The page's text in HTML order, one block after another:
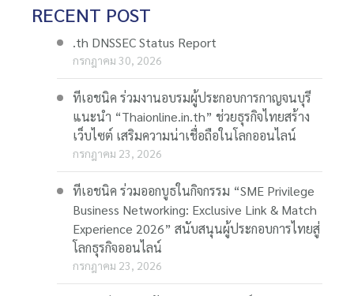
RECENT POST
.th DNSSEC Status Report
กรกฎาคม 30, 2026
ทีเอชนิค ร่วมงานอบรมผู้ประกอบการกาญจนบุรี
แนะนำ “Thaionline.in.th” ช่วยธุรกิจไทยสร้าง
เว็บไซต์ เสริมความน่าเชื่อถือในโลกออนไลน์
กรกฎาคม 23, 2026
ทีเอชนิค ร่วมออกบูธในกิจกรรม “SME Privilege
Business Networking: Exclusive Link & Match
Experience 2026” สนับสนุนผู้ประกอบการไทยสู่
โลกธุรกิจออนไลน์
กรกฎาคม 23, 2026